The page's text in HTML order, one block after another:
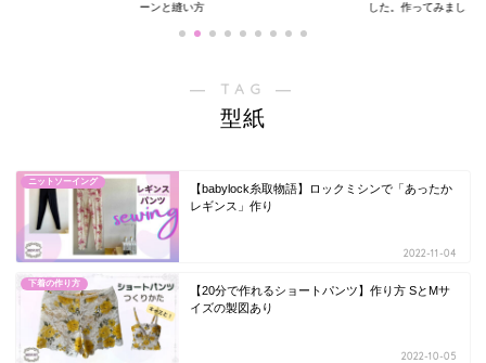
した。作ってみまし...
ーツの作り方【型紙...
― TAG ―
型紙
ニットソーイング
【babylock糸取物語】ロックミシンで「あったか
レギンス」作り
2022-11-04
下着の作り方
【20分で作れるショートパンツ】作り方 SとMサ
イズの製図あり
2022-10-05